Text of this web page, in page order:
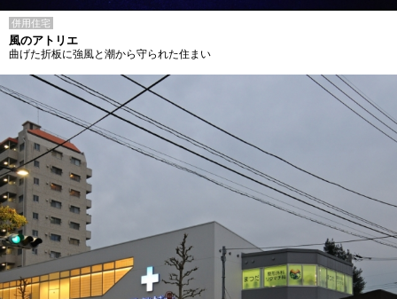
併用住宅
風のアトリエ
曲げた折板に強風と潮から守られた住まい